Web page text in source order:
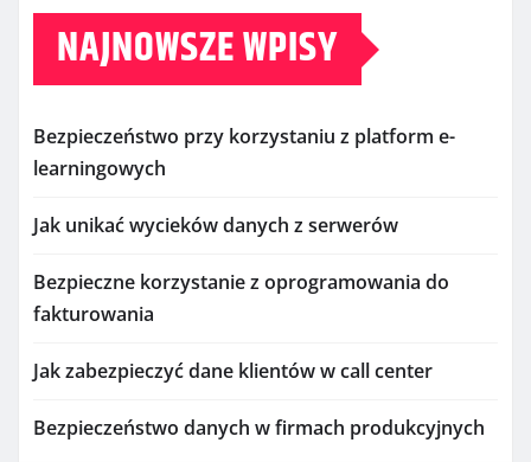
NAJNOWSZE WPISY
Bezpieczeństwo przy korzystaniu z platform e-
learningowych
Jak unikać wycieków danych z serwerów
Bezpieczne korzystanie z oprogramowania do
fakturowania
Jak zabezpieczyć dane klientów w call center
Bezpieczeństwo danych w firmach produkcyjnych